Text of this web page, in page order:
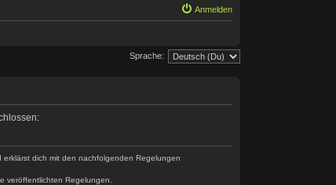
Anmelden
Sprache:
erklärst dich mit den nachfolgenden Regelungen
veröffentlichten Regelungen.